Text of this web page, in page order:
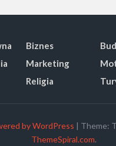
Biznes
Marketing
Religia
by WordPress | Theme:
ThemeSpiral.com.